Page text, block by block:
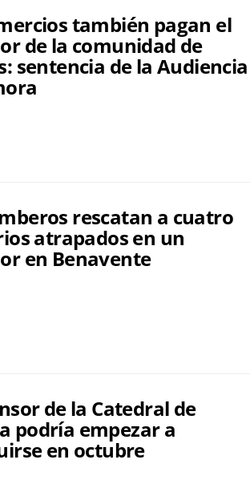
también pagan el
de la comunidad de
sentencia de la Audiencia
rescatan a cuatro
atrapados en un
en Benavente
de la Catedral de
podría empezar a
en octubre